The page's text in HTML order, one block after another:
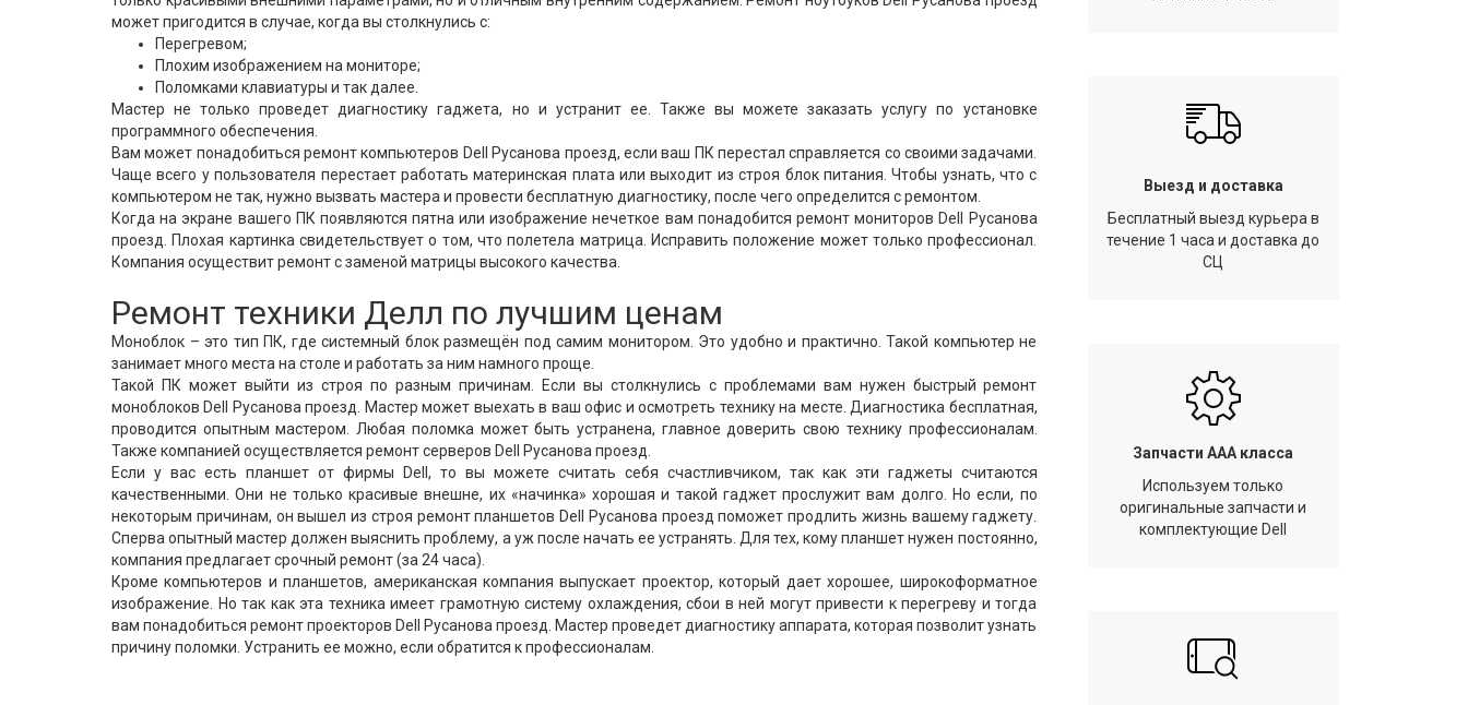
может пригодится в случае, когда вы столкнулись с:
Перегревом;
Плохим изображением на мониторе;
Поломками клавиатуры и так далее.
Мастер не только проведет диагностику гаджета, но и устранит ее. Также вы можете заказать услугу по установке
программного обеспечения.
Вам может понадобиться ремонт компьютеров Dell Русанова проезд, если ваш ПК перестал справляется со своими задачами.
Чаще всего у пользователя перестает работать материнская плата или выходит из строя блок питания. Чтобы узнать, что с
компьютером не так, нужно вызвать мастера и провести бесплатную диагностику, после чего определится с ремонтом.
Когда на экране вашего ПК появляются пятна или изображение нечеткое вам понадобится ремонт мониторов Dell Русанова
проезд. Плохая картинка свидетельствует о том, что полетела матрица. Исправить положение может только профессионал.
Компания осуществит ремонт с заменой матрицы высокого качества.
Ремонт техники Делл по лучшим ценам
Моноблок – это тип ПК, где системный блок размещён под самим монитором. Это удобно и практично. Такой компьютер не
занимает много места на столе и работать за ним намного проще.
Такой ПК может выйти из строя по разным причинам. Если вы столкнулись с проблемами вам нужен быстрый ремонт
моноблоков Dell Русанова проезд. Мастер может выехать в ваш офис и осмотреть технику на месте. Диагностика бесплатная,
проводится опытным мастером. Любая поломка может быть устранена, главное доверить свою технику профессионалам.
Также компанией осуществляется ремонт серверов Dell Русанова проезд.
Если у вас есть планшет от фирмы Dell, то вы можете считать себя счастливчиком, так как эти гаджеты считаются
качественными. Они не только красивые внешне, их «начинка» хорошая и такой гаджет прослужит вам долго. Но если, по
некоторым причинам, он вышел из строя ремонт планшетов Dell Русанова проезд поможет продлить жизнь вашему гаджету.
Сперва опытный мастер должен выяснить проблему, а уж после начать ее устранять. Для тех, кому планшет нужен постоянно,
компания предлагает срочный ремонт (за 24 часа).
Кроме компьютеров и планшетов, американская компания выпускает проектор, который дает хорошее, широкоформатное
изображение. Но так как эта техника имеет грамотную систему охлаждения, сбои в ней могут привести к перегреву и тогда
вам понадобиться ремонт проекторов Dell Русанова проезд. Мастер проведет диагностику аппарата, которая позволит узнать
причину поломки. Устранить ее можно, если обратится к профессионалам.
Выезд и доставка
Бесплатный выезд курьера в
течение 1 часа и доставка до
СЦ
Запчасти AAA класса
Используем только
оригинальные запчасти и
комплектующие Dell